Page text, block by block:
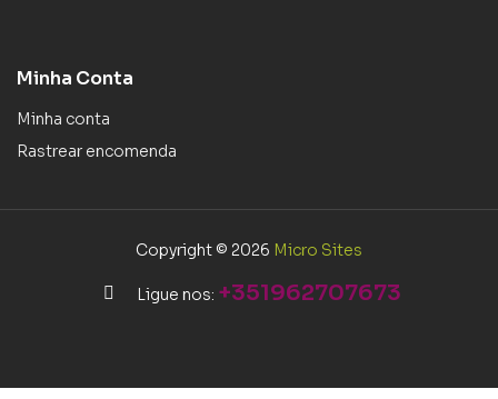
Minha Conta
Minha conta
Rastrear encomenda
Copyright © 2026 Micro Sites
Ligue nos: +351962707673